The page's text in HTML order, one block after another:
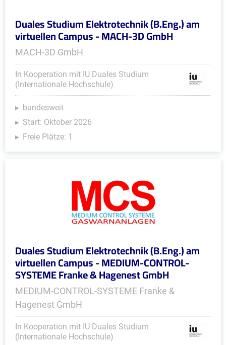
Duales Studium Elektrotechnik (B.Eng.) am
virtuellen Campus - MACH-3D GmbH
MACH-3D GmbH
In Kooperation mit IU Duales Studium
(Internationale Hochschule)
bundesweit
Start: Oktober 2026
Freie Plätze: 1
Duales Studium Elektrotechnik (B.Eng.) am
virtuellen Campus - MEDIUM-CONTROL-
SYSTEME Franke & Hagenest GmbH
MEDIUM-CONTROL-SYSTEME Franke &
Hagenest GmbH
In Kooperation mit IU Duales Studium
(Internationale Hochschule)